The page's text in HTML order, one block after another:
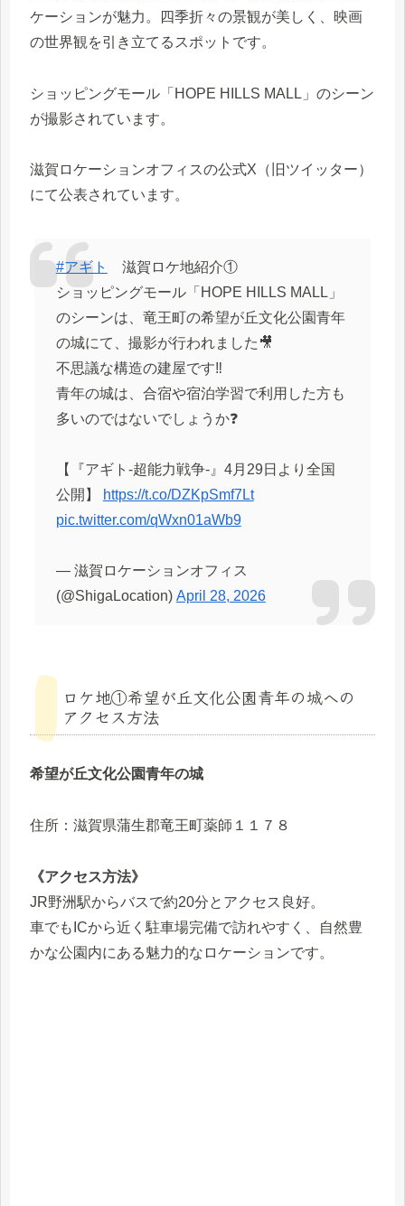
ケーションが魅力。四季折々の景観が美しく、映画
の世界観を引き立てるスポットです。
ショッピングモール「HOPE HILLS MALL」のシーン
が撮影されています。
滋賀ロケーションオフィスの公式X（旧ツイッター）
にて公表されています。
#アギト
滋賀ロケ地紹介①
ショッピングモール「HOPE HILLS MALL」
のシーンは、竜王町の希望が丘文化公園青年
の城にて、撮影が行われました🎥
不思議な構造の建屋です‼️
青年の城は、合宿や宿泊学習で利用した方も
多いのではないでしょうか❓
【『アギト-超能力戦争-』4月29日より全国
公開】
https://t.co/DZKpSmf7Lt
pic.twitter.com/qWxn01aWb9
— 滋賀ロケーションオフィス
(@ShigaLocation) April 28, 2026
ロケ地①希望が丘文化公園青年の城への
アクセス方法
希望が丘文化公園青年の城
住所：滋賀県蒲生郡竜王町薬師１１７８
《アクセス方法》
JR野洲駅からバスで約20分とアクセス良好。
車でもICから近く駐車場完備で訪れやすく、自然豊
かな公園内にある魅力的なロケーションです。